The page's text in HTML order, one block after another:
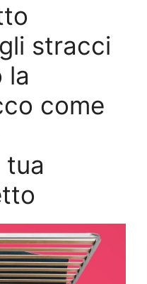
stracci
la
come
tua